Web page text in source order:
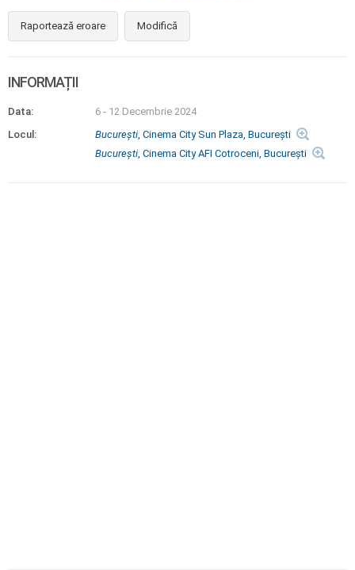
Raportează eroare Modifică
INFORMAȚII
Data:
6 - 12 Decembrie 2024
Locul:
Bucureşti, Cinema City Sun Plaza, Bucureşti
Bucureşti, Cinema City AFI Cotroceni, Bucureşti